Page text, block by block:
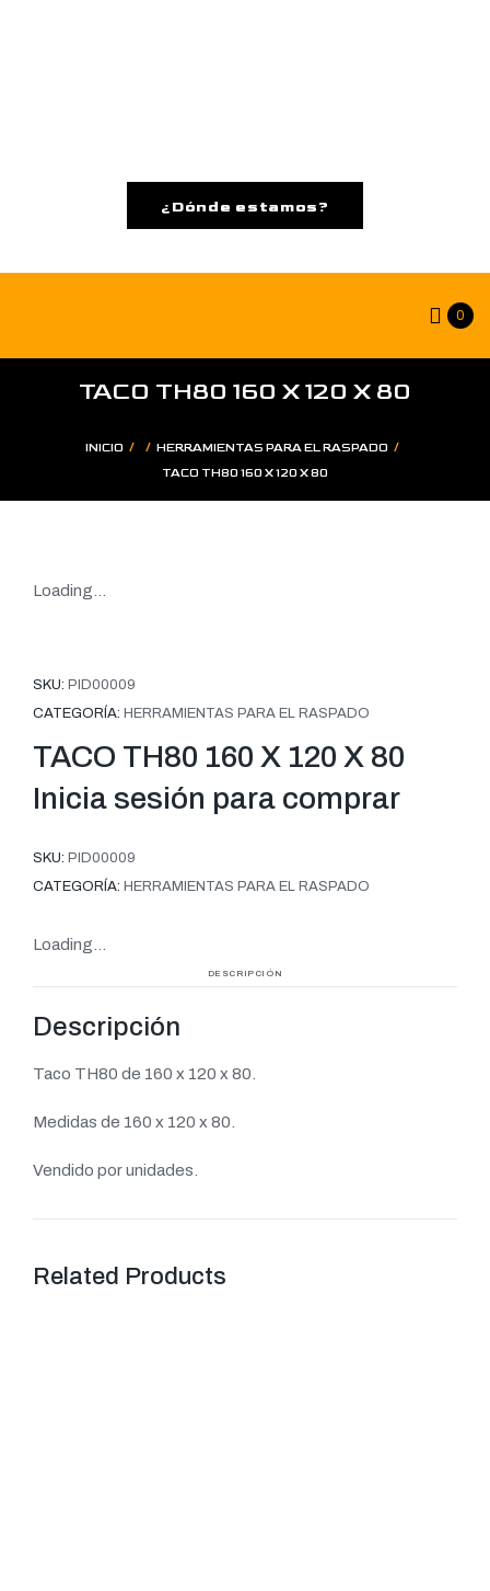
¿Dónde estamos?
0
TACO TH80 160 X 120 X 80
INICIO / / HERRAMIENTAS PARA EL RASPADO /
TACO TH80 160 X 120 X 80
Loading...
SKU: PID00009
CATEGORÍA: HERRAMIENTAS PARA EL RASPADO
TACO TH80 160 X 120 X 80
Inicia sesión para comprar
SKU: PID00009
CATEGORÍA: HERRAMIENTAS PARA EL RASPADO
Loading...
DESCRIPCIÓN
Descripción
Taco TH80 de 160 x 120 x 80.
Medidas de 160 x 120 x 80.
Vendido por unidades.
Related Products